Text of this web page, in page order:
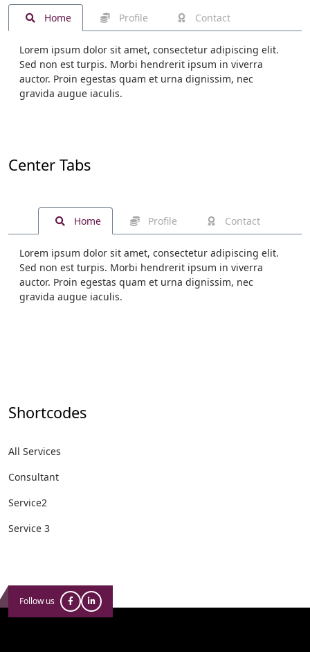
Home Profile Contact
Lorem ipsum dolor sit amet, consectetur adipiscing elit.
Sed non est turpis. Morbi hendrerit ipsum in viverra
auctor. Proin egestas quam et urna dignissim, nec
gravida augue iaculis.
Center Tabs
Home Profile Contact
Lorem ipsum dolor sit amet, consectetur adipiscing elit.
Sed non est turpis. Morbi hendrerit ipsum in viverra
auctor. Proin egestas quam et urna dignissim, nec
gravida augue iaculis.
Shortcodes
All Services
Consultant
Service2
Service 3
Follow us